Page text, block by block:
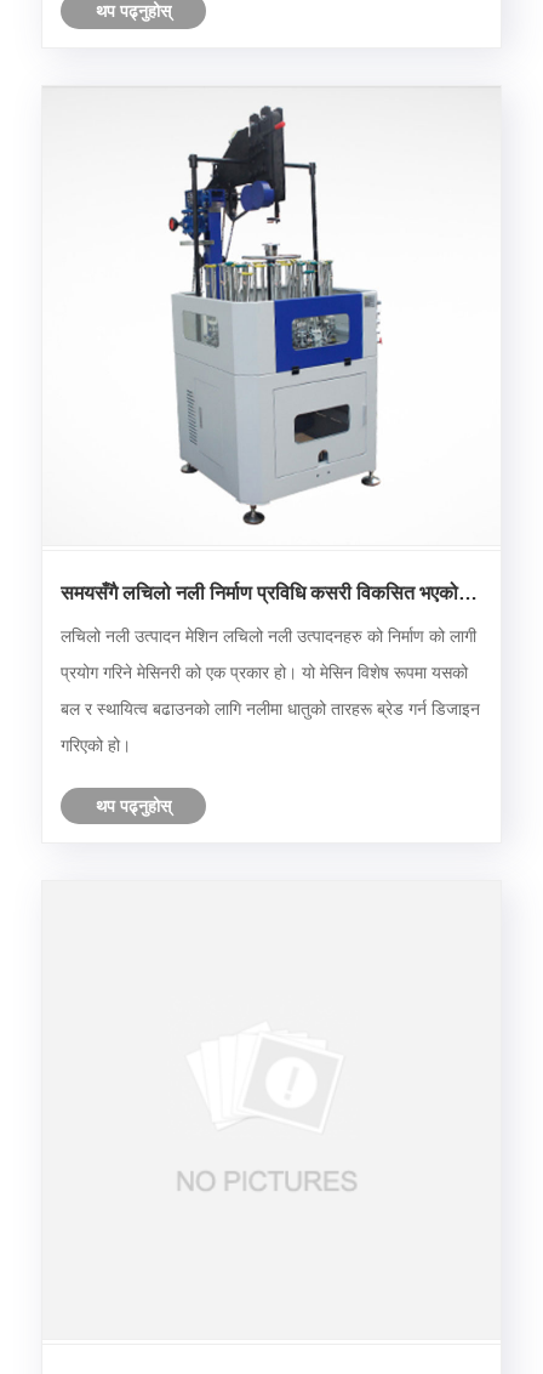
थप पढ्नुहोस्
समयसँगै लचिलो नली निर्माण प्रविधि कसरी विकसित भएको
लचिलो नली उत्पादन मेशिन लचिलो नली उत्पादनहरु को निर्माण को लागी
प्रयोग गरिने मेसिनरी को एक प्रकार हो। यो मेसिन विशेष रूपमा यसको
बल र स्थायित्व बढाउनको लागि नलीमा धातुको तारहरू ब्रेड गर्न डिजाइन
गरिएको हो।
थप पढ्नुहोस्